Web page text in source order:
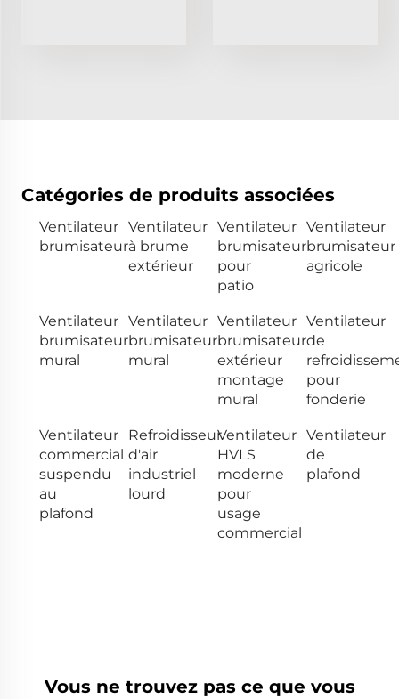
Catégories de produits associées
Ventilateur
brumisateur
Ventilateur
à brume
extérieur
Ventilateur
brumisateur
pour
patio
Ventilateur
brumisateur
agricole
Ventilateur
brumisateur
mural
Ventilateur
brumisateur
mural
Ventilateur
brumisateur
extérieur
montage
mural
Ventilateur
de
pour
fonderie
Ventilateur
commercial
suspendu
au
plafond
Refroidisseur
d'air
industriel
lourd
Ventilateur
HVLS
moderne
pour
usage
commercial
Ventilateur
de
plafond
Vous ne trouvez pas ce que vous